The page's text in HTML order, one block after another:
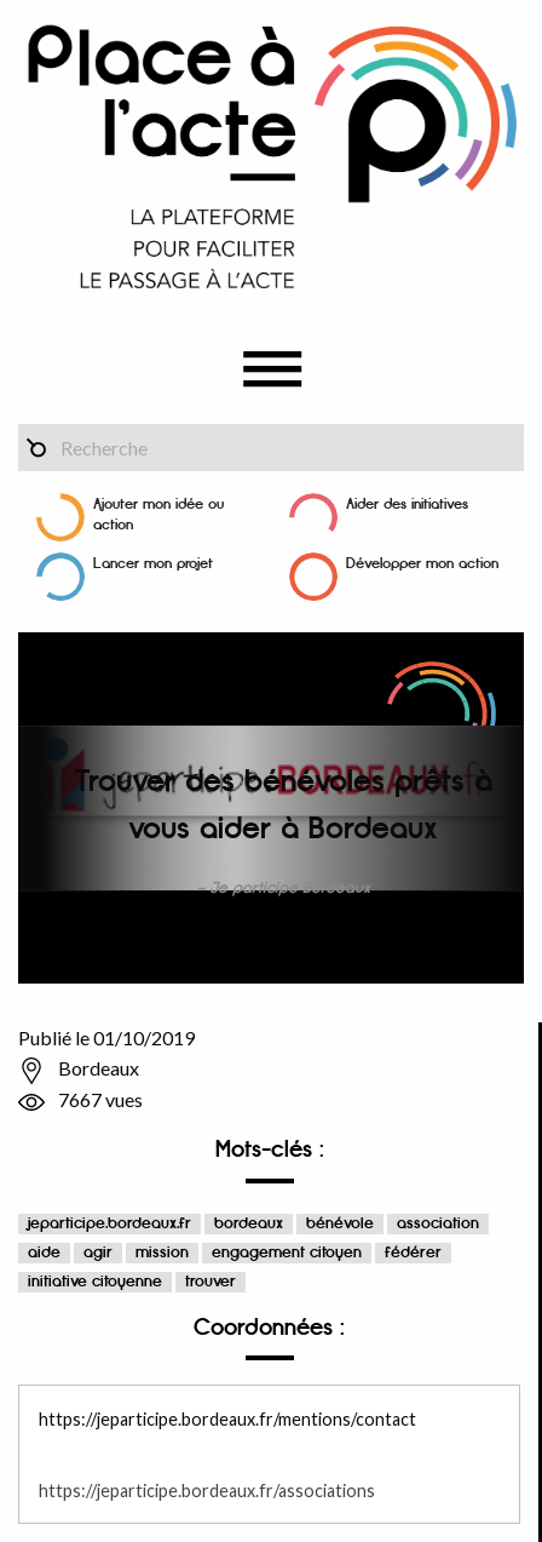
Ajouter mon idée ou
action
Aider des initiatives
Lancer mon projet Développer mon action
Trouver des bénévoles prêts à
vous aider à Bordeaux
Je participe Bordeaux
Publié le 01/10/2019
Bordeaux
7667 vues
Mots-clés :
jeparticipe.bordeaux.fr bordeaux bénévole
association
aide
agir mission engagement citoyen
fédérer
initiative citoyenne
trouver
Coordonnées :
https://jeparticipe.bordeaux.fr/mentions/contact
https://jeparticipe.bordeaux.fr/associations